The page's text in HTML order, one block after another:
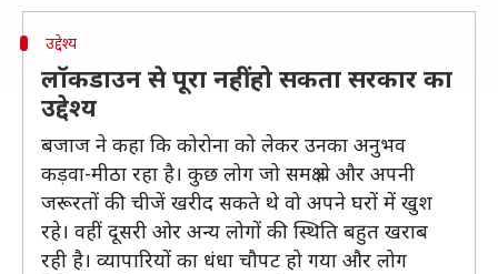
उद्देश्य
लॉकडाउन से पूरा नहीं हो सकता सरकार का
उद्देश्य
बजाज ने कहा कि कोरोना को लेकर उनका अनुभव
कड़वा-मीठा रहा है। कुछ लोग जो समक्ष थे और अपनी
जरूरतों की चीजें खरीद सकते थे वो अपने घरों में खुश
रहे। वहीं दूसरी ओर अन्य लोगों की स्थिति बहुत खराब
रही है। व्यापारियों का धंधा चौपट हो गया और लोग